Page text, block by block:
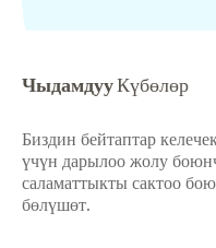
ЧыдамдууКүбөлөр
Биздин бейтаптар
үчүн дарылоо жолу
саламаттыкты сактоо
бөлүшөт.